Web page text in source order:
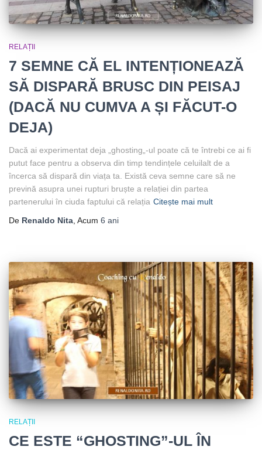
RELAȚII
7 SEMNE CĂ EL INTENȚIONEAZĂ
SĂ DISPARĂ BRUSC DIN PEISAJ
(DACĂ NU CUMVA A ȘI FĂCUT-O
DEJA)
Dacă ai experimentat deja „ghosting„-ul poate că te întrebi ce ai fi
putut face pentru a observa din timp tendințele celuilalt de a
încerca să dispară din viața ta. Există ceva semne care să ne
prevină asupra unei rupturi bruște a relației din partea
partenerului în ciuda faptului că relația Citește mai mult
De Renaldo Nita , Acum 6 ani
RELAȚII
CE ESTE “GHOSTING”-UL ÎN